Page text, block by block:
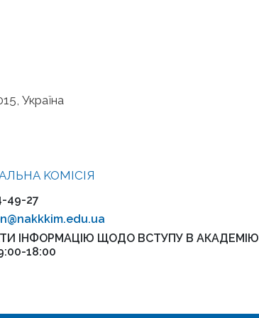
Україна
KOMІСІЯ
49-27
ІНФОРМАЦІЮ ЩОДО ВСТУПУ В АКАДЕМІЮ
18:00